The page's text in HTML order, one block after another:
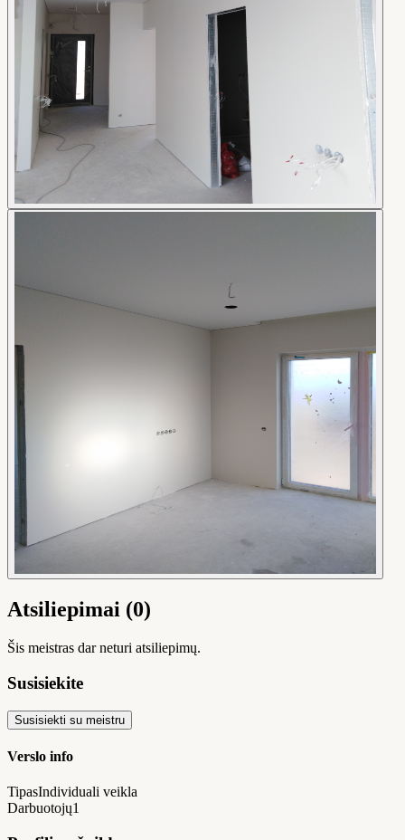
Atsiliepimai (0)
Šis meistras dar neturi atsiliepimų.
Susisiekite
Susisiekti su meistru
Verslo info
TipasIndividuali veikla
Darbuotojų1